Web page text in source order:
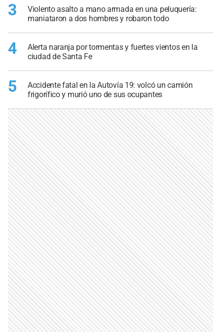
3
Violento asalto a mano armada en una peluquería:
maniataron a dos hombres y robaron todo
4
Alerta naranja por tormentas y fuertes vientos en la
ciudad de Santa Fe
5
Accidente fatal en la Autovía 19: volcó un camión
frigorífico y murió uno de sus ocupantes